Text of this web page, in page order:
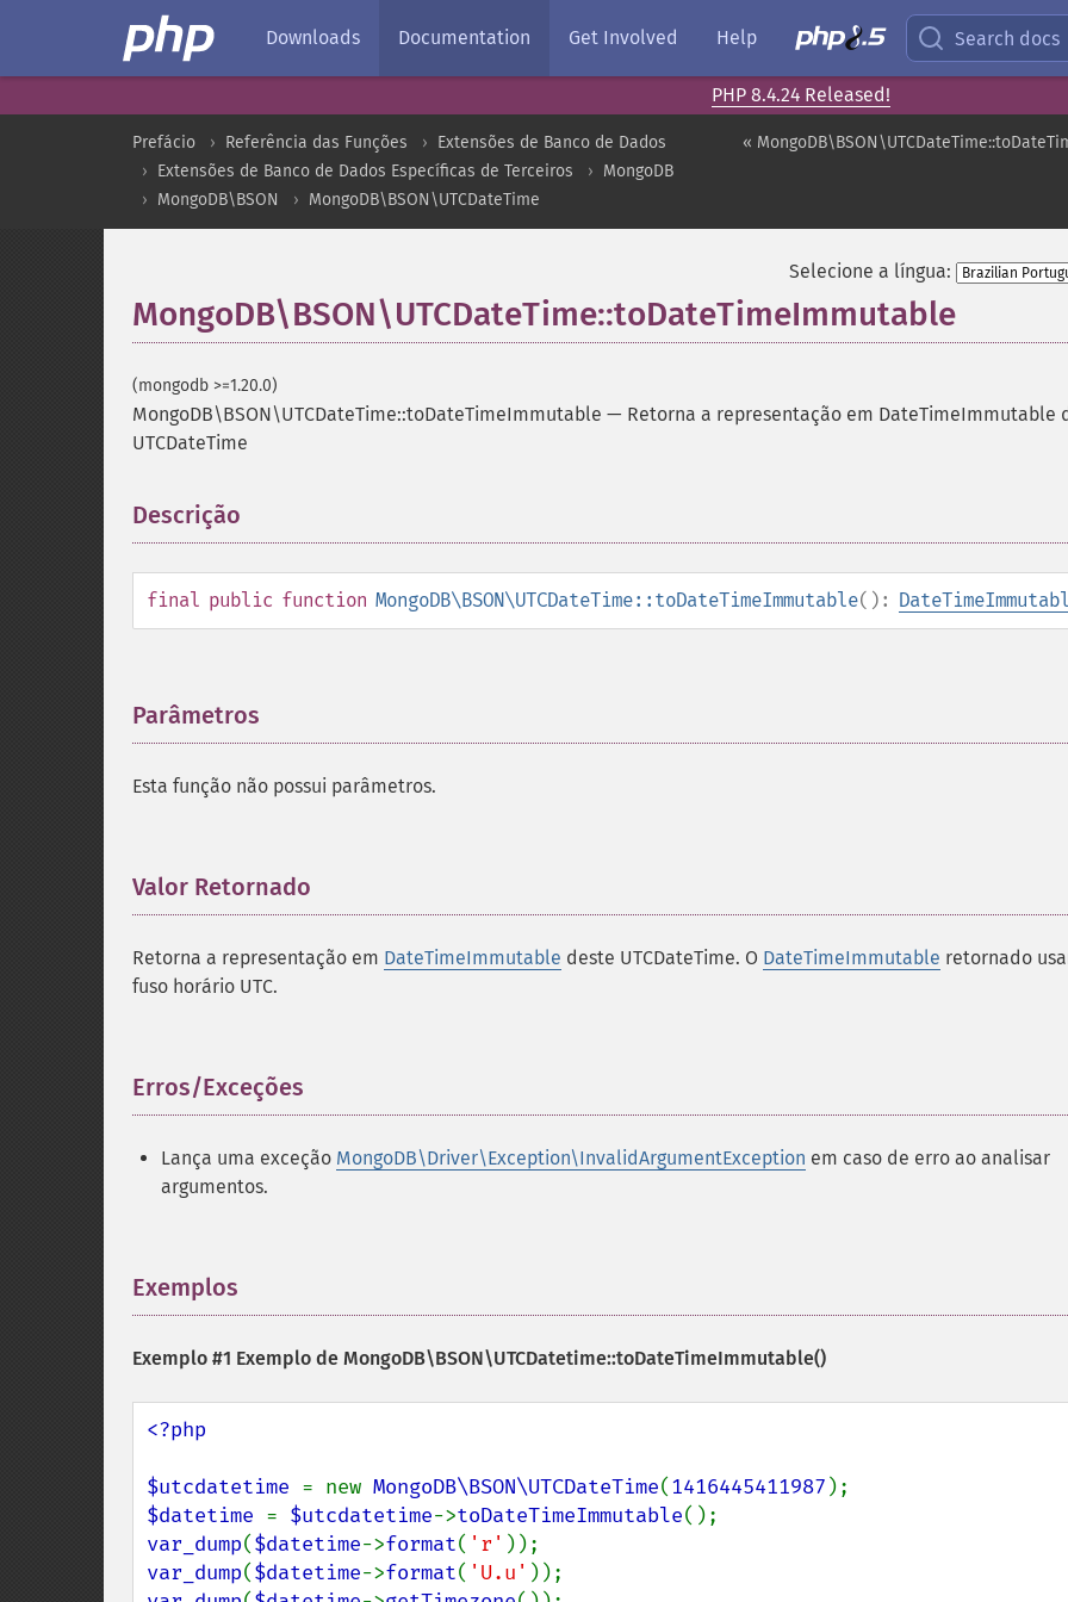
Downloads Documentation Get Involved Help Search docs
PHP 8.4.24 Released!
«
Prefácio Referência das Funções
Extensões de Banco de Dados
Extensões de Banco de Dados Específicas de Terceiros
MongoDB
MongoDB\BSON
MongoDB\BSON\UTCDateTime
Selecione a língua:
MongoDB\BSON\UTCDateTime::toDateTimeImmutable
(mongodb >=1.20.0)
MongoDB\BSON\UTCDateTime::toDateTimeImmutable — Retorna a representação em DateTimeImmutable
UTCDateTime
Descrição
final public function MongoDB\BSON\UTCDateTime::toDateTimeImmutable():
Parâmetros
Esta função não possui parâmetros.
Valor Retornado
Retorna a representação em DateTimeImmutable deste UTCDateTime. O DateTimeImmutable retornado
fuso horário UTC.
Erros/Exceções
Lança uma exceção MongoDB\Driver\Exception\InvalidArgumentException em caso de erro ao analisar
argumentos.
Exemplos
Exemplo #1 Exemplo de MongoDB\BSON\UTCDatetime::toDateTimeImmutable()
<?php
$utcdatetime = new MongoDB\BSON\UTCDateTime(1416445411987
$datetime = $utcdatetime->toDateTimeImmutable
var_dump($datetime->format( 'r'
var_dump($datetime->format( 'U.u'